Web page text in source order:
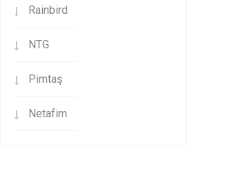
Rainbird
NTG
Pimtaş
Netafim